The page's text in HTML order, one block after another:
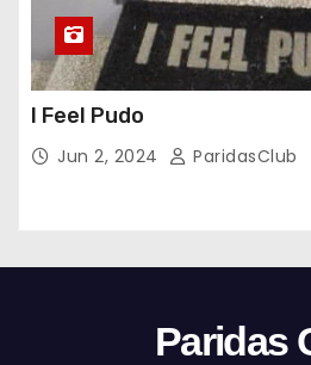
I Feel Pudo
Jun 2, 2024 ParidasClub
Paridas